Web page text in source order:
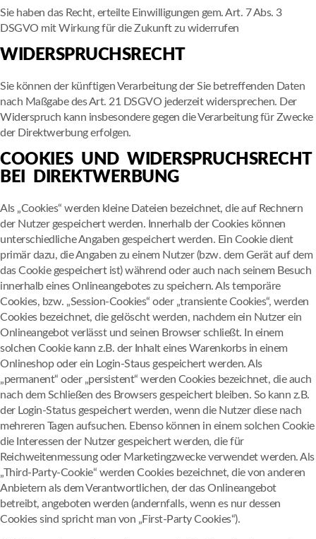
Sie haben das Recht, erteilte Einwilligungen gem. Art. 7 Abs. 3
DSGVO mit Wirkung für die Zukunft zu widerrufen
WIDERSPRUCHSRECHT
Sie können der künftigen Verarbeitung der Sie betreffenden Daten
nach Maßgabe des Art. 21 DSGVO jederzeit widersprechen. Der
Widerspruch kann insbesondere gegen die Verarbeitung für Zwecke
der Direktwerbung erfolgen.
COOKIES UND WIDERSPRUCHSRECHT
BEI DIREKTWERBUNG
Als „Cookies“ werden kleine Dateien bezeichnet, die auf Rechnern
der Nutzer gespeichert werden. Innerhalb der Cookies können
unterschiedliche Angaben gespeichert werden. Ein Cookie dient
primär dazu, die Angaben zu einem Nutzer (bzw. dem Gerät auf dem
das Cookie gespeichert ist) während oder auch nach seinem Besuch
innerhalb eines Onlineangebotes zu speichern. Als temporäre
Cookies, bzw. „Session-Cookies“ oder „transiente Cookies“, werden
Cookies bezeichnet, die gelöscht werden, nachdem ein Nutzer ein
Onlineangebot verlässt und seinen Browser schließt. In einem
solchen Cookie kann z.B. der Inhalt eines Warenkorbs in einem
Onlineshop oder ein Login-Staus gespeichert werden. Als
„permanent“ oder „persistent“ werden Cookies bezeichnet, die auch
nach dem Schließen des Browsers gespeichert bleiben. So kann z.B.
der Login-Status gespeichert werden, wenn die Nutzer diese nach
mehreren Tagen aufsuchen. Ebenso können in einem solchen Cookie
die Interessen der Nutzer gespeichert werden, die für
Reichweitenmessung oder Marketingzwecke verwendet werden. Als
„Third-Party-Cookie“ werden Cookies bezeichnet, die von anderen
Anbietern als dem Verantwortlichen, der das Onlineangebot
betreibt, angeboten werden (andernfalls, wenn es nur dessen
Cookies sind spricht man von „First-Party Cookies“).